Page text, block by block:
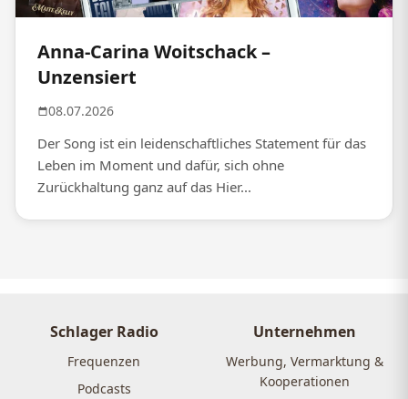
Anna-Carina Woitschack –
Unzensiert
08.07.2026
Der Song ist ein leidenschaftliches Statement für das
Leben im Moment und dafür, sich ohne
Zurückhaltung ganz auf das Hier...
Schlager Radio
Frequenzen
Podcasts
Unternehmen
Werbung, Vermarktung &
Kooperationen